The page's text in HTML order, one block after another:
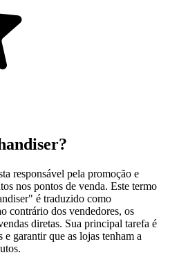
responsável pela promoção e
nos pontos de venda. Este termo
é traduzido como
contrário dos vendedores, os
diretas. Sua principal tarefa é
e garantir que as lojas tenham a